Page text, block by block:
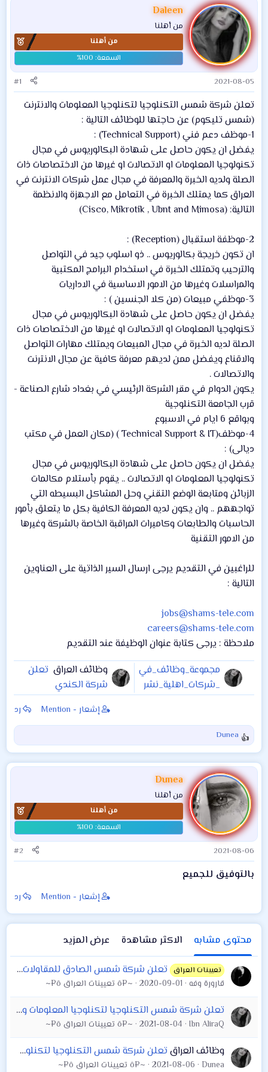
Daleen
من أهلنا
من أهلنا
2021-08-05
#1
تعلن شركة شمس التكنلوجيا لتكنلوجيا المعلومات والانترنت
(شمس تليكوم) عن حاجتها للوظائف التالية :
1-موظف دعم فني (Technical Support) :
يفضل ان يكون حاصل على شهادة البكالوريوس في مجال
تكنولوجيا المعلومات او الاتصالات او غيرها من الاختصاصات ذات
الصلة ولديه الخبرة والمعرفة في مجال عمل شركات الانترنت في
العراق كما يمتلك الخبرة في التعامل مع الاجهزة والانظمة
التالية: (Cisco, Mikrotik , Ubnt and Mimosa)
2-موظفة استقبال (Reception) :
ان تكون خريجة بكالوريوس .. ذو اسلوب جيد في التواصل
والترحيب وتمتلك الخبرة في استخدام البرامج المكتبية
والمراسلات وغيرها من الامور الاساسية في الاداريات
3-موظفي مبيعات (من كلا الجنسين ) :
يفضل ان يكون حاصل على شهادة البكالوريوس في مجال
تكنولوجيا المعلومات او الاتصالات او غيرها من الاختصاصات ذات
الصلة لديه الخبرة في مجال المبيعات ويمتلك مهارات التواصل
والاقناع ويفضل ممن لديهم معرفة كافية عن مجال الانترنت
والاتصالات .
يكون الدوام في مقر الشركة الرئيسي في بغداد شارع الصناعة -
قرب الجامعة التكنلوجية
وبواقع 6 ايام في الاسبوع
4-موظف(Technical Support & IT ) (مكان العمل في مكتب
ديالى) :
يفضل ان يكون حاصل على شهادة البكالوريوس في مجال
تكنولوجيا المعلومات او الاتصالات .. يقوم بأستلام مكالمات
الزبائن ومتابعة الوضع التقني وحل المشاكل البسيطه التي
تواجههم .. وان يكون لديه المعرفة الكافية بكل ما يتعلق بأمور
الحاسبات والطابعات وكاميرات المراقبة الخاصة بالشركة وغيرها
من الامور التقنية
للراغبين في التقديم يرجى ارسال السير الذاتية على العناوين
التالية :
jobs@shams-tele.com
careers@shams-tele.com
ملاحظة : يرجى كتابة عنوان الوظيفة عند التقديم
مجموعة_وظائف_في
_شركات_اهلية_نشر
ت_بتاريخ 2021/8/4
وظائف العراق تعلن
شركة الكندي
للصناعات الدوائية عن
حاجتها إلى الوظائف
التالية : مدير تسويق
1) حسن السيرة
والسلوك 2) خبرة لا
مدي
إشعار - Mention رد
ا
ل
ت
ف
ا
ع
ل
ا
ت
:
Dunea
Dunea
من أهلنا
من أهلنا
2021-08-06
#2
بالتوفيق للجميع
إشعار - Mention رد
محتوى مشابه الاكثر مشاهدة عرض المزيد
تعيينات العراق تعلن شركة شمس الصادق للمقاولات و التجارة العامة البصرة عن حاجتها الى الاختصاصات التالية
قارورة وفه 2020-09-01 ~¤ô تعيينات العراق ô¤~
تعلن شركة شمس التكنلوجيا لتكنلوجيا المعلومات والانترنت (شمس تليكوم) عن حاجتها للوظائف التالية : 1-موظف دعم فني (Technical Support) : يفضل ان يكون حاصل
Ibn AliraQ
2021-08-04 ~¤ô تعيينات العراق ô¤~
وظائف العراق تعلن شركة شمس التكنلوجيا لتكنلوجيا المعلومات والانترنت (شمس تليكوم) عن حاجتها للوظائف التالية : 1-موظف دعم فني ( (Technical Support : يفضل ان يكون حاص
Dunea
2021-08-06 ~¤ô تعيينات العراق ô¤~